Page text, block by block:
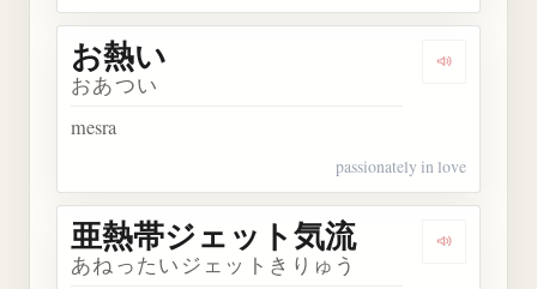
Dengarkan
お熱い
おあつい
mesra
passionately in love
亜熱帯ジェット気流
あねったいジェットきりゅう